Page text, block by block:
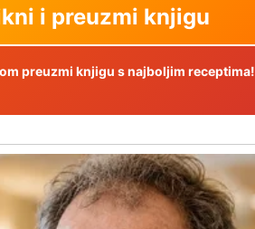
preuzmi knjigu s najboljim receptima!